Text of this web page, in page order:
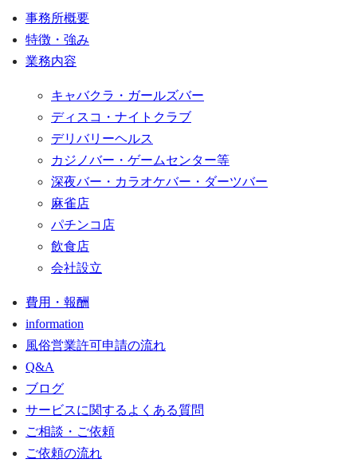
事務所概要
特徴・強み
業務内容
キャバクラ・ガールズバー
ディスコ・ナイトクラブ
デリバリーヘルス
カジノバー・ゲームセンター等
深夜バー・カラオケバー・ダーツバー
麻雀店
パチンコ店
飲食店
会社設立
費用・報酬
information
風俗営業許可申請の流れ
Q&A
ブログ
サービスに関するよくある質問
ご相談・ご依頼
ご依頼の流れ